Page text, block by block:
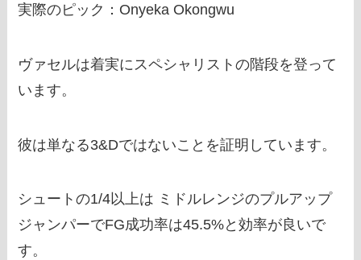
実際のピック：Onyeka Okongwu
ヴァセルは着実にスペシャリストの階段を登って
います。
彼は単なる3&Dではないことを証明しています。
シュートの1/4以上は ミドルレンジのプルアップ
ジャンパーでFG成功率は45.5%と効率が良いで
す。